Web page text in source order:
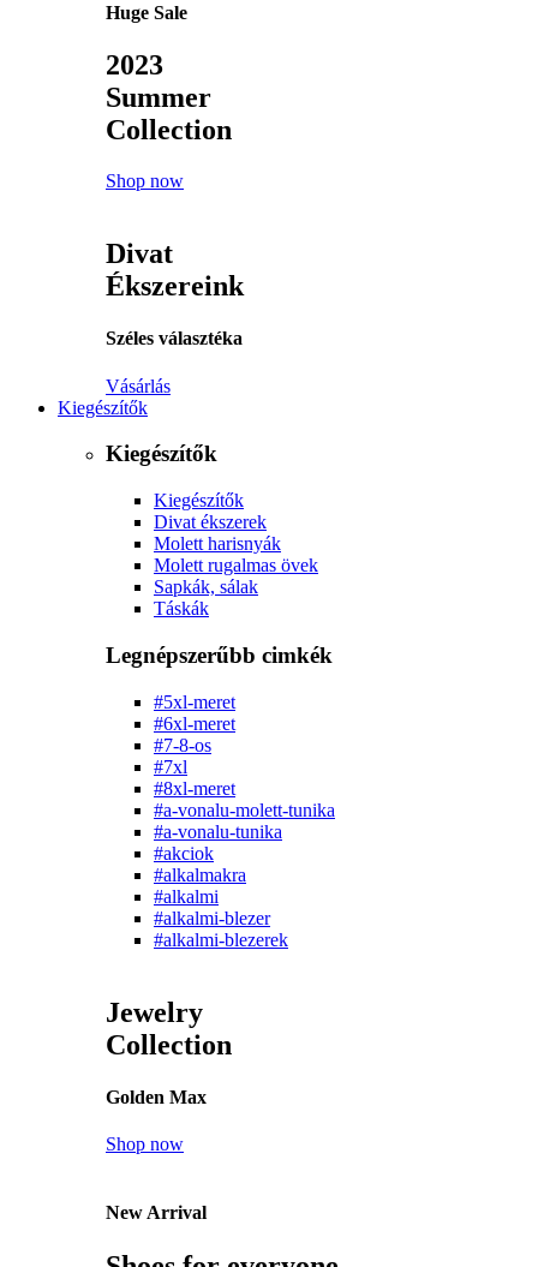
Huge Sale
2023
Summer
Collection
Shop now
Divat
Ékszereink
Széles választéka
Vásárlás
Kiegészítők
Kiegészítők
Kiegészítők
Divat ékszerek
Molett harisnyák
Molett rugalmas övek
Sapkák, sálak
Táskák
Legnépszerűbb cimkék
#5xl-meret
#6xl-meret
#7-8-os
#7xl
#8xl-meret
#a-vonalu-molett-tunika
#a-vonalu-tunika
#akciok
#alkalmakra
#alkalmi
#alkalmi-blezer
#alkalmi-blezerek
Jewelry
Collection
Golden Max
Shop now
New Arrival